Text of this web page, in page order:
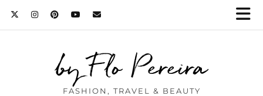
by Flo Pereira
FASHION, TRAVEL & BEAUTY